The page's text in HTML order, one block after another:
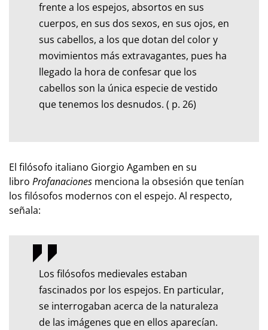
frente a los espejos, absortos en sus
cuerpos, en sus dos sexos, en sus ojos, en
sus cabellos, a los que dotan del color y
movimientos más extravagantes, pues ha
llegado la hora de confesar que los
cabellos son la única especie de vestido
que tenemos los desnudos. ( p. 26)
El filósofo italiano Giorgio Agamben en su
libro Profanaciones menciona la obsesión que tenían
los filósofos modernos con el espejo. Al respecto,
señala:
Los filósofos medievales estaban
fascinados por los espejos. En particular,
se interrogaban acerca de la naturaleza
de las imágenes que en ellos aparecían.